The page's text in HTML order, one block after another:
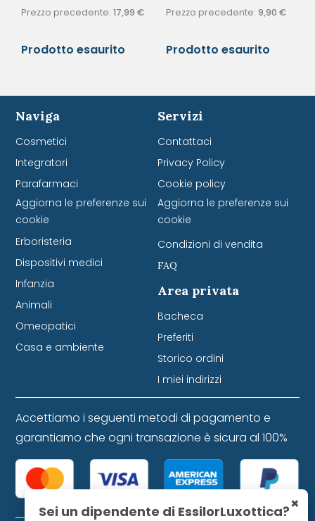
Prezzo precedente: 17,99 €
Prodotto esaurito
Prezzo precedente: 9,90 €
Prodotto esaurito
Naviga
Cosmetici
Integratori
Parafarmaci
Aggiorna le preferenze sui
cookie
Erboristeria
Dispositivi medici
Infanzia
Animali
Omeopatici
Casa e ambiente
Servizi
Contattaci
Privacy Policy
Cookie policy
Aggiorna le preferenze sui
cookie
Condizioni di vendita
FAQ
Area privata
Bacheca
Preferiti
Storico ordini
I miei indirizzi
Accettiamo i seguenti metodi di pagamento e
garantiamo che ogni transazione è sicura al 100%
×
Sei un dipendente di EssilorLuxottica?